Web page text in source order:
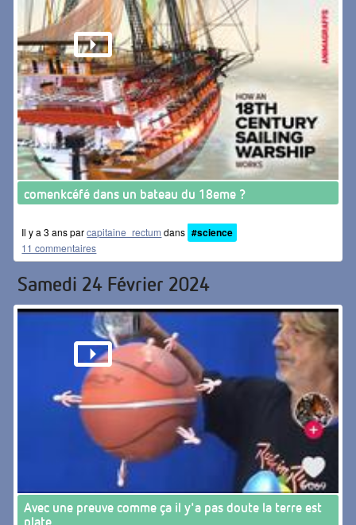
comenkcéfé dans un bateau du 18eme ?
Il y a 3 ans parcapitaine_rectum dans #science
11 commentaires
Samedi 24 Février 2024
Avec une preuve comme ça il y'a pas doute la terre est
plate...